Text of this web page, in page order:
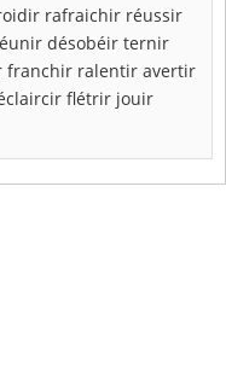
rafraichir réussir
désobéir ternir
franchir ralentir avertir
flétrir jouir